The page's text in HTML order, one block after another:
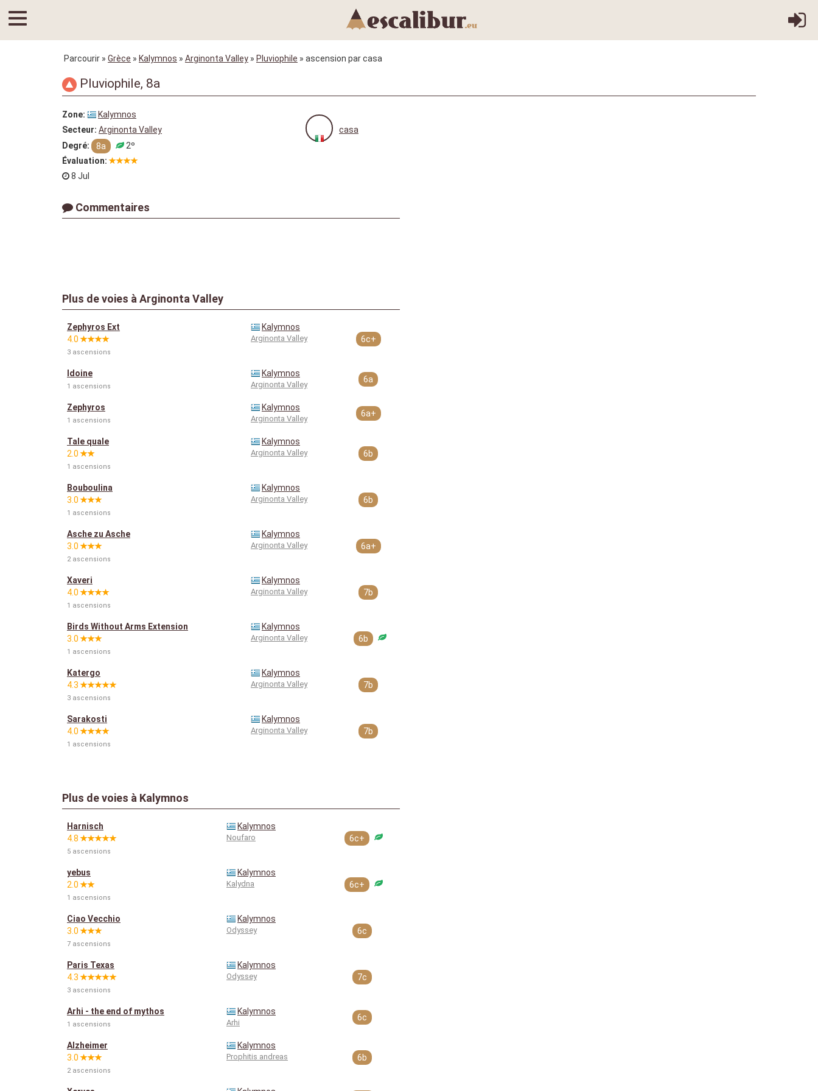
Parcourir » Grèce » Kalymnos » Arginonta Valley » Pluviophile » ascension par casa
Pluviophile, 8a
Zone:
Kalymnos
Secteur: Arginonta Valley
Degré:
8a
2º
Évaluation:
8 Jul
casa
Commentaires
Plus de voies à Arginonta Valley
Zephyros Ext
4.0
3 ascensions
Kalymnos
Arginonta Valley 6c+
Idoine
1 ascensions
Kalymnos
Arginonta Valley
6a
Zephyros
1 ascensions
Kalymnos
Arginonta Valley
6a+
Tale quale
2.0
1 ascensions
Kalymnos
Arginonta Valley 6b
Bouboulina
3.0
1 ascensions
Kalymnos
Arginonta Valley 6b
Asche zu Asche
3.0
2 ascensions
Kalymnos
Arginonta Valley 6a+
Xaveri
4.0
1 ascensions
Kalymnos
Arginonta Valley 7b
Birds Without Arms Extension
3.0
1 ascensions
Kalymnos
Arginonta Valley 6b
Katergo
4.3
3 ascensions
Kalymnos
Arginonta Valley 7b
Sarakosti
4.0
1 ascensions
Kalymnos
Arginonta Valley 7b
Plus de voies à Kalymnos
Harnisch
4.8
5 ascensions
Kalymnos
Noufaro 6c+
yebus
2.0
1 ascensions
Kalymnos
Kalydna 6c+
Ciao Vecchio
3.0
7 ascensions
Kalymnos
Odyssey 6c
Paris Texas
4.3
3 ascensions
Kalymnos
Odyssey 7c
Arhi - the end of mythos
1 ascensions
Kalymnos
Arhi
6c
Alzheimer
3.0
2 ascensions
Kalymnos
Prophitis andreas 6b